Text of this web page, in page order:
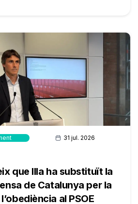
31 jul. 2026
que Illa ha substituït la
de Catalunya per la
al PSOE